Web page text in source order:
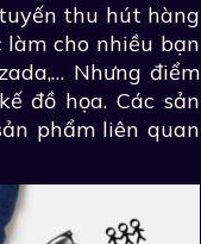
thu hút hàng
cho nhiều bạn
Nhưng điểm
đồ họa. Các sản
phẩm liên quan